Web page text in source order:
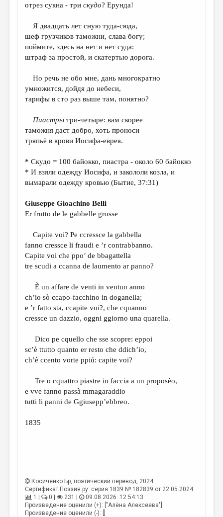
ОБЪЯВЛЕНИЯ
КОЛОНКА РЕДАКТОРА
РЕДКОЛЛЕГИЯ
МАЛАЯ ПРОЗА
ЭССЕИСТИКА
ЛИТЕРАТУРОВЕДЕНИЕ
КУЛЬТУРОВЕДЕНИЕ
РЕЦЕНЗИРОВАНИЕ
ЦИКЛЫ ПУБЛИКАЦИЙ
ТРЕДИАКОВСКИЙ
ВКОНТАКТЕ
отрез сукна - трискудо? Ерунда!
Я двадцать лет сную туда-сюда,
шеф грузчиков таможни, слава богу;
поймите, здесь на нет и нет суда:
штраф за простой, и скатертью дорога.
Но речь не обо мне, дань многократно
умножится, дойдя до небеси,
тарифы в сто раз выше там, понятно?
Пиастры три-четыре: вам скорее
таможня даст добро, хоть проноси
тряпьё в крови Иосифа-еврея.
* Скудо = 100 байокко, пиастра - около 60 байокко
* И взяли одежду Иосифа, и закололи козла, и
вымарали одежду кровью (Бытие, 37:31)
Giuseppe Gioachino Belli
Er frutto de le gabbelle grosse
Capite voi? Pe ccressce la gabbella
fanno cressce li fraudi e ’r contrabbanno.
Capite voi che ppo’ de bbagattella
tre scudi a ccanna de laumento ar panno?
È un affare de venti in ventun anno
ch’io sò ccapo-facchino in doganella;
e ’r fatto sta, ccapite voi?, che cquanno
cressce un dazzio, oggni ggiorno una quarella.
Dico pe cquello che sse scopre: eppoi
sc’è ttutto quanto er resto che ddich’io,
ch’è ccento vorte ppiú: capite voi?
Tre o cquattro piastre in faccia a un proposèo,
e vve fanno passà mmagaraddio
tutti li panni de Ggiusepp’ebbreo.
1835
Косиченко Бр , поэтический перевод, 2024
Сертификат Поэзия.ру: серия 1839 № 182839 от 22.05.2024
1 |
0 | 231 |
09.08.2026. 12:54:13
Произведение оценили (+): ["Алёна Алексеева"]
Произведение оценили (-): []